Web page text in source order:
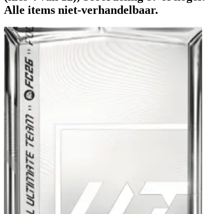
Alle items niet-verhandelbaar.